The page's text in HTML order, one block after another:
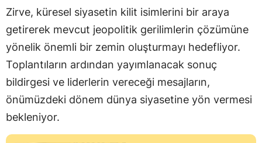
Zirve, küresel siyasetin kilit isimlerini bir araya
getirerek mevcut jeopolitik gerilimlerin çözümüne
yönelik önemli bir zemin oluşturmayı hedefliyor.
Toplantıların ardından yayımlanacak sonuç
bildirgesi ve liderlerin vereceği mesajların,
önümüzdeki dönem dünya siyasetine yön vermesi
bekleniyor.